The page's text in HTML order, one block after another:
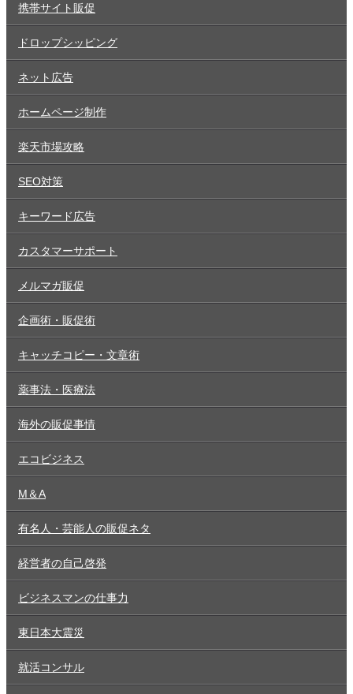
携帯サイト販促
ドロップシッピング
ネット広告
ホームページ制作
楽天市場攻略
SEO対策
キーワード広告
カスタマーサポート
メルマガ販促
企画術・販促術
キャッチコピー・文章術
薬事法・医療法
海外の販促事情
エコビジネス
M＆A
有名人・芸能人の販促ネタ
経営者の自己啓発
ビジネスマンの仕事力
東日本大震災
就活コンサル